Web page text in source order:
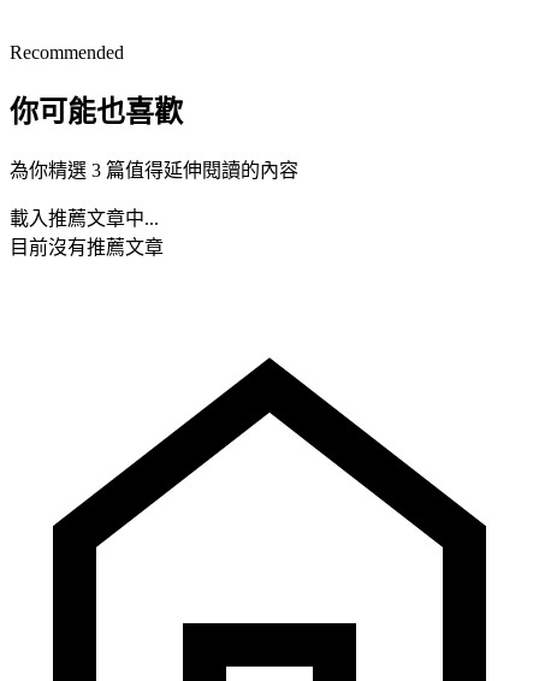
Recommended
你可能也喜歡
為你精選 3 篇值得延伸閱讀的內容
載入推薦文章中...
目前沒有推薦文章